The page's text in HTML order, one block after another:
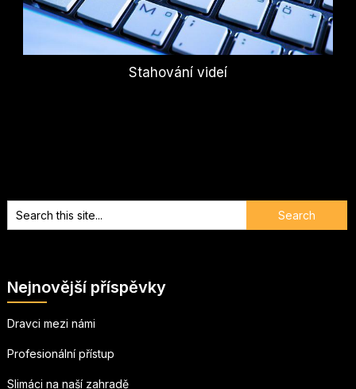
Stahování videí
Nejnovější příspěvky
Dravci mezi námi
Profesionální přístup
Slimáci na naší zahradě